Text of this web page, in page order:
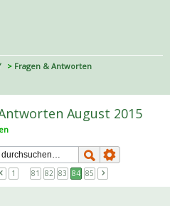
Fragen & Antworten
August 2015
1 81 82 83 84 85